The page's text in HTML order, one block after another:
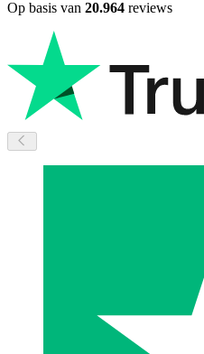
Op basis van 20.964 reviews